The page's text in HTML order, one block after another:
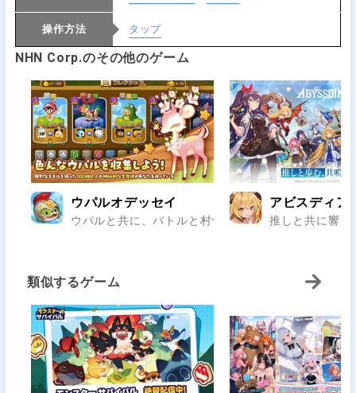
操作方法 タップ
NHN Corp.のその他のゲーム
ウパルオデッセイ
ウパルと共に、バトルと村づくりの冒険へ！500種
アビスディア
推しと共に響け
類似するゲーム